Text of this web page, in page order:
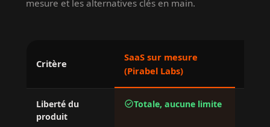
mesure et les alternatives clés en main.
Critère
SaaS sur mesure
(Pirabel Labs)
Liberté du
produit
check_circleTotale, aucune limite